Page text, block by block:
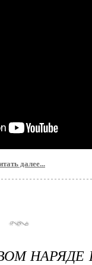
далее...
НАРЯДЕ